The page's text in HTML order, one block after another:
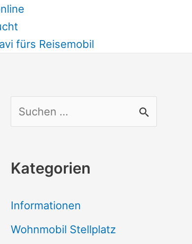
fürs Reisemobil
u
h
n
Kategorien
Informationen
Wohnmobil Stellplatz